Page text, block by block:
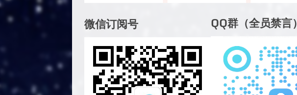
微信订阅号
QQ群（全员禁言）